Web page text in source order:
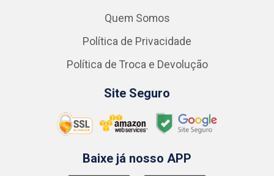
Quem Somos
Política de Privacidade
Política de Troca e Devolução
Site Seguro
Baixe já nosso APP